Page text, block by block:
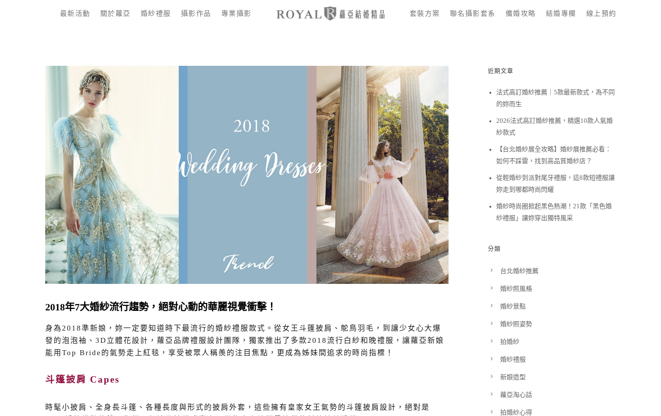
最新活動 關於蘿亞 婚紗禮服 攝影作品 專業攝影 套裝方案 聯名攝影套系 備婚攻略 結婚專欄 線上預約
2018年7大婚紗流行趨勢，絕對心動的華麗視覺衝擊！
身為2018準新娘，妳一定要知道時下最流行的婚紗禮服款式。從女王斗篷披肩、鴕鳥羽毛，到讓少女心大爆
發的泡泡袖、3D立體花設計，蘿亞品牌禮服設計團隊，獨家推出了多款2018流行白紗和晚禮服，讓蘿亞新娘
能用Top Bride的氣勢走上紅毯，享受被眾人稱羨的注目焦點，更成為姊妹間追求的時尚指標！
斗篷披肩 Capes
時髦小披肩、全身長斗篷、各種長度與形式的披肩外套，這些擁有皇家女王氣勢的斗篷披肩設計，絕對是
近期文章
法式高訂婚紗推薦｜5款最新款式，為不同
的妳而生
2026法式高訂婚紗推薦，精選10款人氣婚
紗款式
【台北婚紗展全攻略】婚紗展推薦必看：
如何不踩雷，找到高品質婚紗店？
從輕婚紗到派對尾牙禮服，這8款短禮服讓
妳走到哪都時尚閃耀
婚紗時尚圈掀起黑色熱潮！21款「黑色婚
紗禮服」讓妳穿出獨特風采
分類
台北婚紗推薦
婚紗照風格
婚紗景點
婚紗照姿勢
拍婚紗
婚紗禮服
新娘造型
蘿亞淘心話
拍婚紗心得